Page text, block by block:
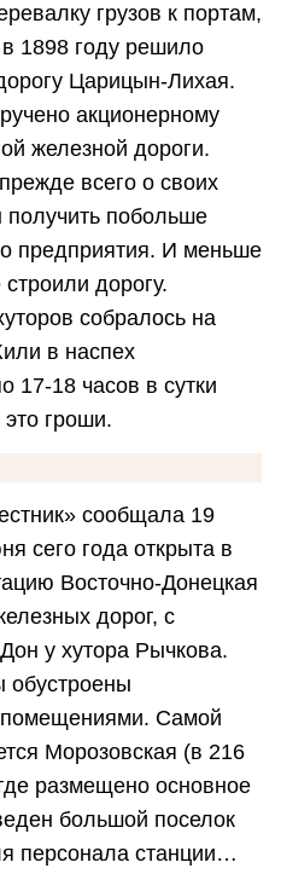
грузов к портам,
в 1898 году решило
Царицын-Лихая.
акционерному
железной дороги.
всего о своих
получить побольше
предприятия. И меньше
дорогу.
собралось на
в наспех
17-18 часов в сутки
гроши.
сообщала 19
сего года открыта в
Восточно-Донецкая
дорог, с
у хутора Рычкова.
обустроены
Самой
Морозовская (в 216
размещено основное
большой поселок
персонала станции…